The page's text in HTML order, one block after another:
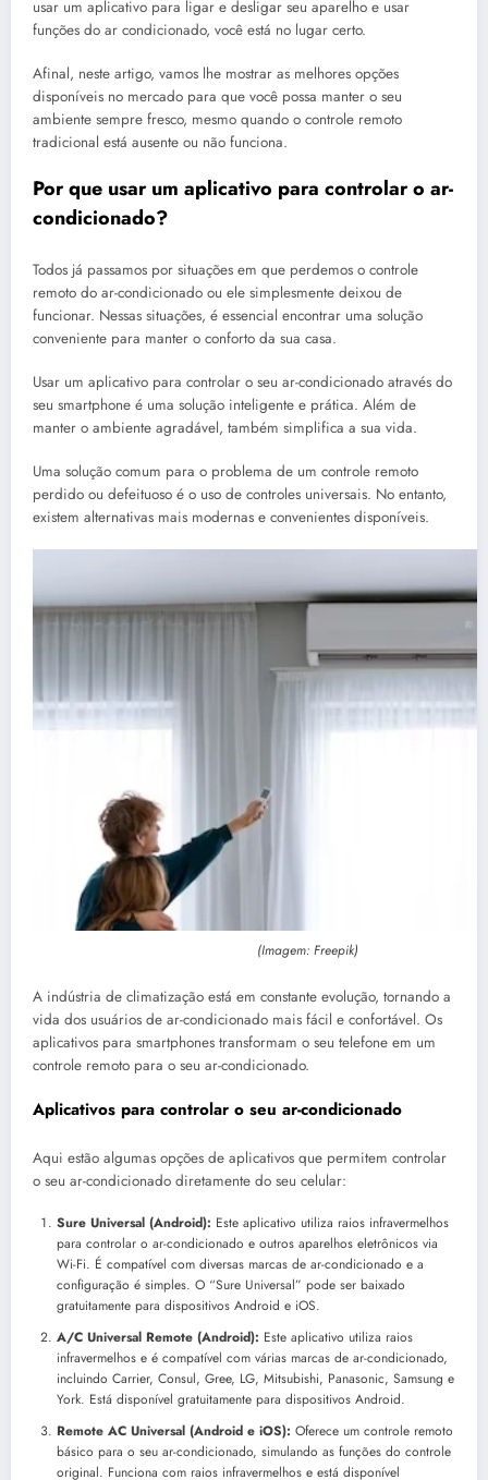
usar um aplicativo para ligar e desligar seu aparelho e usar
funções do ar condicionado, você está no lugar certo.
Afinal, neste artigo, vamos lhe mostrar as melhores opções
disponíveis no mercado para que você possa manter o seu
ambiente sempre fresco, mesmo quando o controle remoto
tradicional está ausente ou não funciona.
Por que usar um aplicativo para controlar o ar-
condicionado?
Todos já passamos por situações em que perdemos o controle
remoto do ar-condicionado ou ele simplesmente deixou de
funcionar. Nessas situações, é essencial encontrar uma solução
conveniente para manter o conforto da sua casa.
Usar um aplicativo para controlar o seu ar-condicionado através do
seu smartphone é uma solução inteligente e prática. Além de
manter o ambiente agradável, também simplifica a sua vida.
Uma solução comum para o problema de um controle remoto
perdido ou defeituoso é o uso de controles universais. No entanto,
existem alternativas mais modernas e convenientes disponíveis.
(Imagem: Freepik)
A indústria de climatização está em constante evolução, tornando a
vida dos usuários de ar-condicionado mais fácil e confortável. Os
aplicativos para smartphones transformam o seu telefone em um
controle remoto para o seu ar-condicionado.
Aplicativos para controlar o seu ar-condicionado
Aqui estão algumas opções de aplicativos que permitem controlar
o seu ar-condicionado diretamente do seu celular:
Sure Universal (Android): Este aplicativo utiliza raios infravermelhos
para controlar o ar-condicionado e outros aparelhos eletrônicos via
Wi-Fi. É compatível com diversas marcas de ar-condicionado e a
configuração é simples. O “Sure Universal” pode ser baixado
gratuitamente para dispositivos Android e iOS.
A/C Universal Remote (Android): Este aplicativo utiliza raios
infravermelhos e é compatível com várias marcas de ar-condicionado,
incluindo Carrier, Consul, Gree, LG, Mitsubishi, Panasonic, Samsung e
York. Está disponível gratuitamente para dispositivos Android.
Remote AC Universal (Android e iOS): Oferece um controle remoto
básico para o seu ar-condicionado, simulando as funções do controle
original. Funciona com raios infravermelhos e está disponível